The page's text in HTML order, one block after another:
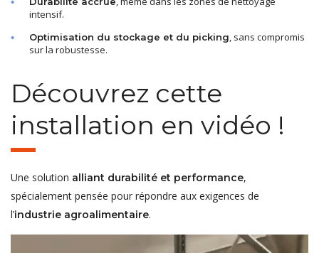
intensif.
Optimisation du stockage et du picking, sans compromis
sur la robustesse.
Découvrez cette
installation en vidéo !
Une solution alliant durabilité et performance,
spécialement pensée pour répondre aux exigences de
l’industrie agroalimentaire.